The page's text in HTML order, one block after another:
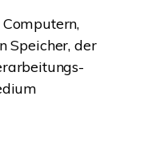
Speicher, der